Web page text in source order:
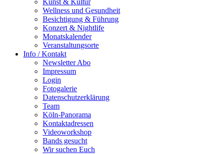
Kunst & Kultur
Wellness und Gesundheit
Besichtigung & Führung
Konzert & Nightlife
Monatskalender
Veranstaltungsorte
Info / Kontakt
Newsletter Abo
Impressum
Login
Fotogalerie
Datenschutzerklärung
Team
Köln-Panorama
Kontaktadressen
Videoworkshop
Bands gesucht
Wir suchen Euch